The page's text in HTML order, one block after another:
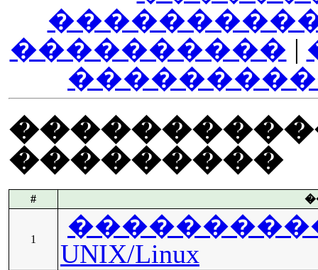
���������� |
���������
#
1
UNIX/Linux